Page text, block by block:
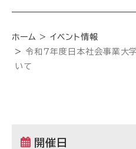
ホーム
イベント情報
令和７年度日本社会事業大
いて
開催日